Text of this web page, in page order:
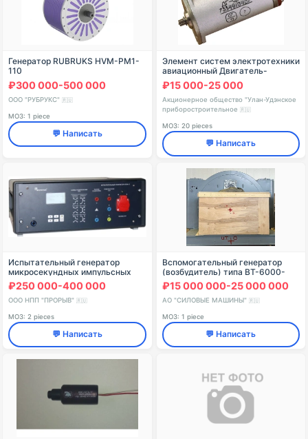
Генератор RUBRUKS HVM-PM1-
110
₽300 000-500 000
ООО "РУБРУКС" 🇷🇺
МОЗ: 1 piece
💬 Написать
Элемент систем электротехники
авиационный Двигатель-
генератор ДГ-0,5ТВ 9ЯО.312.012
ТУ ОАО "У-У ППО" Россия
₽15 000-25 000
Акционерное общество "Улан-Удэнское
приборостроительное 🇷🇺
МОЗ: 20 pieces
💬 Написать
Испытательный генератор
микросекундных импульсных
помех ИГМ 4.1
₽250 000-400 000
ООО НПП "ПРОРЫВ" 🇷🇺
МОЗ: 2 pieces
💬 Написать
Вспомогательный генератор
(возбудитель) типа ВТ-6000-
2У3 «Сургутской ГРЭС-2»
₽15 000 000-25 000 000
АО "СИЛОВЫЕ МАШИНЫ" 🇷🇺
МОЗ: 1 piece
💬 Написать